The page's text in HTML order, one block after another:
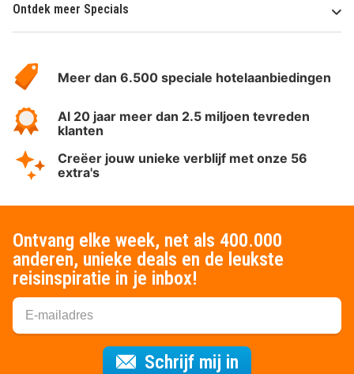
Ontdek meer Specials
HotelSpecials
Meer dan 6.500 speciale hotelaanbiedingen
Al 20 jaar meer dan 2.5 miljoen tevreden
klanten
Creëer jouw unieke verblijf met onze 56
extra's
Ontvang elke week, net als 400.000
anderen, unieke deals en de leukste
reisinspiratie in je inbox!
Schrijf mij in